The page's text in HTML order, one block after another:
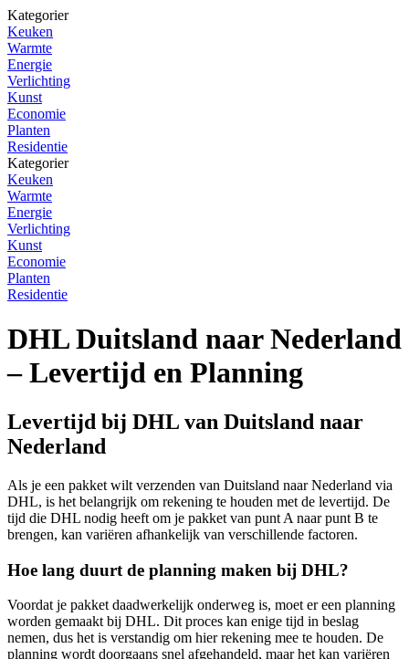
Kategorier
Keuken
Warmte
Energie
Verlichting
Kunst
Economie
Planten
Residentie
Kategorier
Keuken
Warmte
Energie
Verlichting
Kunst
Economie
Planten
Residentie
DHL Duitsland naar Nederland
– Levertijd en Planning
Levertijd bij DHL van Duitsland naar
Nederland
Als je een pakket wilt verzenden van Duitsland naar Nederland via
DHL, is het belangrijk om rekening te houden met de levertijd. De
tijd die DHL nodig heeft om je pakket van punt A naar punt B te
brengen, kan variëren afhankelijk van verschillende factoren.
Hoe lang duurt de planning maken bij DHL?
Voordat je pakket daadwerkelijk onderweg is, moet er een planning
worden gemaakt bij DHL. Dit proces kan enige tijd in beslag
nemen, dus het is verstandig om hier rekening mee te houden. De
planning wordt doorgaans snel afgehandeld, maar het kan variëren